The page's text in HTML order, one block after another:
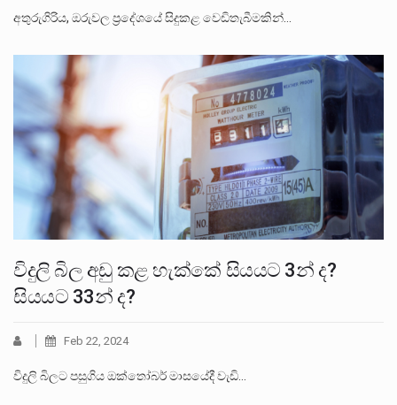
අතුරුගිරිය, ඔරුවල ප්‍රදේශයේ සිදුකළ වෙඩිතැබීමකින්…
විදුලි බිල අඩු කළ හැක්කේ සියයට 3න් ද?
සියයට 33න් ද?
Feb 22, 2024
විදුලි බිලට පසුගිය ඔක්තෝබර් මාසයේදී වැඩි…